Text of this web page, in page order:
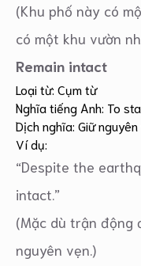
(Khu phố này có
có một khu vườn
Remain intact
Loại từ: Cụm từ
Nghĩa tiếng Anh: To
Dịch nghĩa: Giữ
Ví dụ:
“Despite the
intact.”
(Mặc dù trận động
nguyên vẹn.)